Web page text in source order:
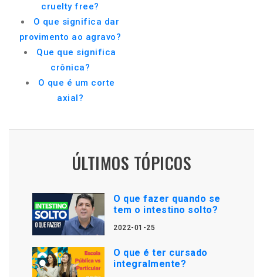
cruelty free?
O que significa dar
provimento ao agravo?
Que que significa
crônica?
O que é um corte
axial?
ÚLTIMOS TÓPICOS
O que fazer quando se
tem o intestino solto?
2022-01-25
O que é ter cursado
integralmente?